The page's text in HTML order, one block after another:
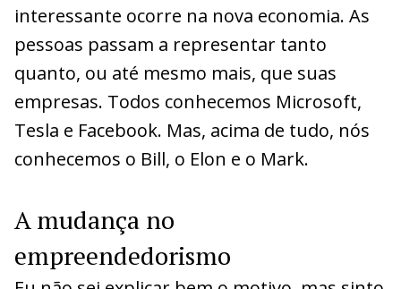
interessante ocorre na nova economia. As
pessoas passam a representar tanto
quanto, ou até mesmo mais, que suas
empresas. Todos conhecemos Microsoft,
Tesla e Facebook. Mas, acima de tudo, nós
conhecemos o Bill, o Elon e o Mark.
A mudança no
empreendedorismo